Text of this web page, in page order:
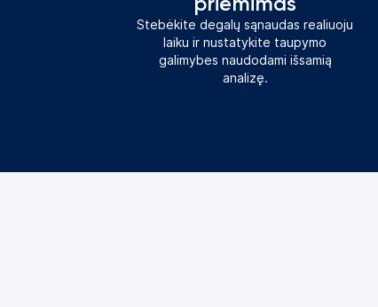
Stebėkite degalų sąnaudas realiuoju
laiku ir nustatykite taupymo
galimybes naudodami išsamią
analizę.